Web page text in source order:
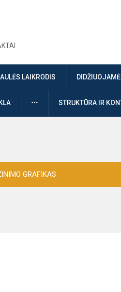
LAIKRODIS
DAUGIAUSTRUKTŪRA IR
GRAFIKAS